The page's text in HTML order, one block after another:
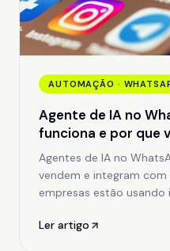
AUTOMAÇÃO ·
Agente de IA no
funciona e por que
Agentes de IA no
vendem e integram com
empresas estão usando
Ler artigo